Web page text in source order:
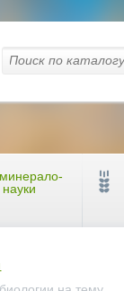
науки